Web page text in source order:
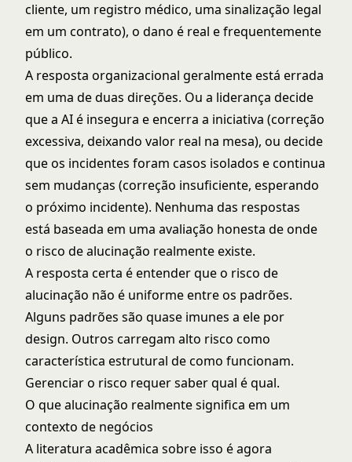
cliente, um registro médico, uma sinalização legal
em um contrato), o dano é real e frequentemente
público.
A resposta organizacional geralmente está errada
em uma de duas direções. Ou a liderança decide
que a AI é insegura e encerra a iniciativa (correção
excessiva, deixando valor real na mesa), ou decide
que os incidentes foram casos isolados e continua
sem mudanças (correção insuficiente, esperando
o próximo incidente). Nenhuma das respostas
está baseada em uma avaliação honesta de onde
o risco de alucinação realmente existe.
A resposta certa é entender que o risco de
alucinação não é uniforme entre os padrões.
Alguns padrões são quase imunes a ele por
design. Outros carregam alto risco como
característica estrutural de como funcionam.
Gerenciar o risco requer saber qual é qual.
O que alucinação realmente significa em um
contexto de negócios
A literatura acadêmica sobre isso é agora